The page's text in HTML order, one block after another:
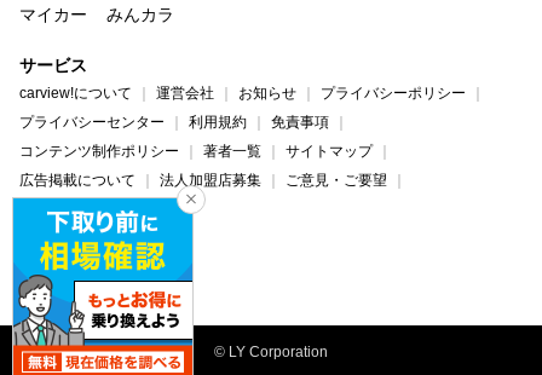
マイカー
みんカラ
サービス
carview!について 運営会社 お知らせ
プライバシーポリシー
プライバシーセンター
利用規約
免責事項
コンテンツ制作ポリシー
著者一覧
サイトマップ
広告掲載について
法人加盟店募集
ご意見・ご要望
ヘルプ・お問い合わせ
carview! Yahoo! JAPAN
© LY Corporation